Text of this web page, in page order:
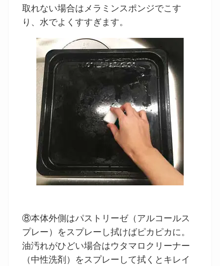
取れない場合はメラミンスポンジでこす
り、水でよくすすぎます。
⑧本体外側はパストリーゼ（アルコールス
プレー）をスプレーし拭けばピカピカに。
油汚れがひどい場合はウタマロクリーナー
（中性洗剤）をスプレーして拭くとキレイ